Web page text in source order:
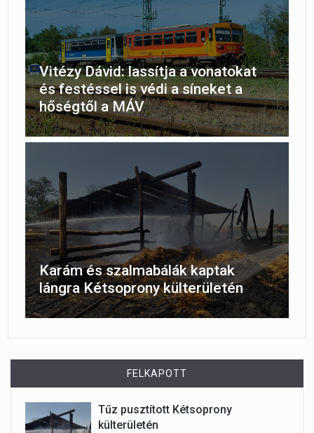
Vitézy Dávid: lassítja a vonatokat
és festéssel is védi a síneket a
hőségtől a MÁV
Karám és szalmabálák kaptak
lángra Kétsoprony külterületén
FELKAPOTT
Tűz pusztított Kétsoprony
külterületén